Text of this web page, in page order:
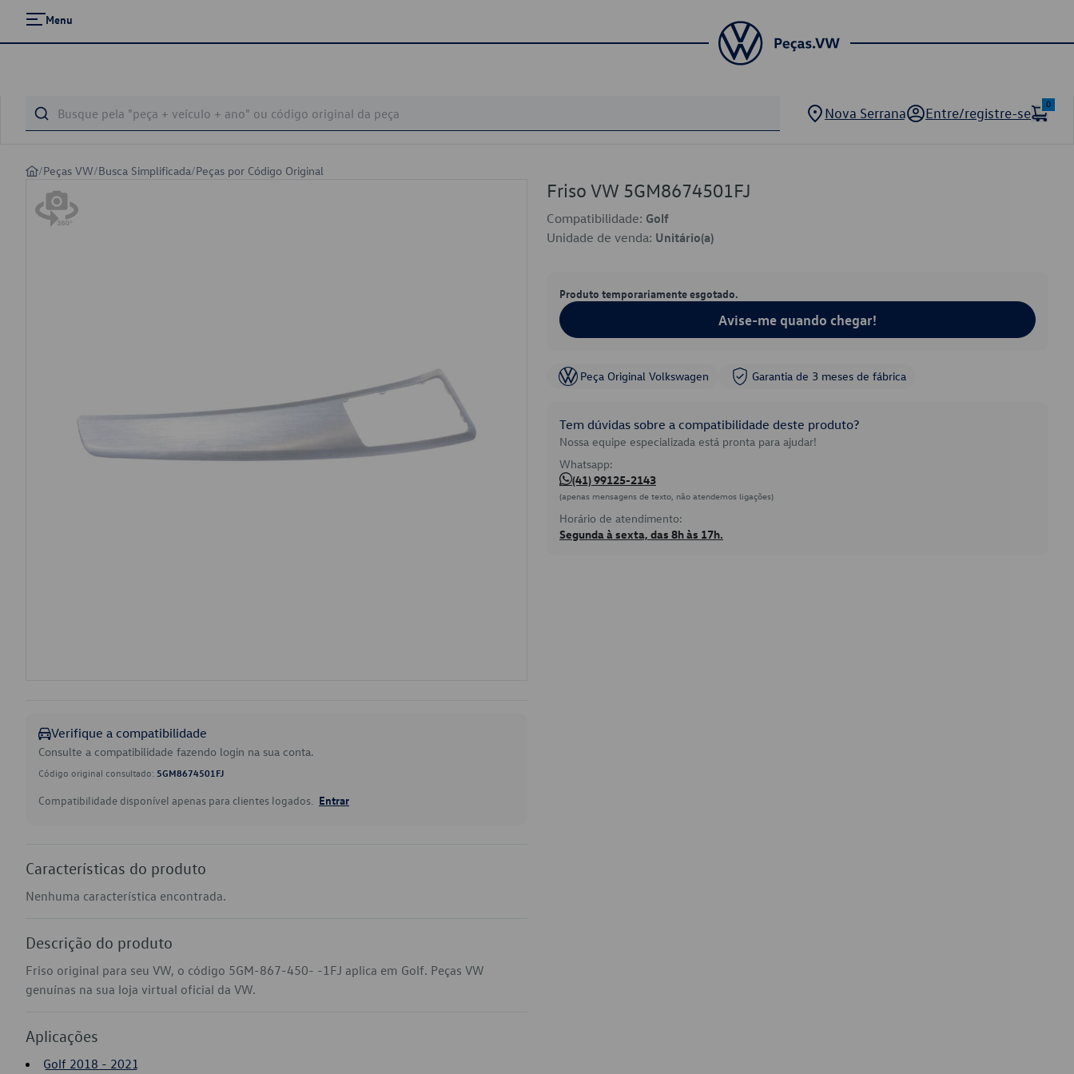
Menu
Nova Serrana Entre/registre-se
0
/Peças VW/Busca Simplificada/Peças por Código Original
Verifique a compatibilidade
Consulte a compatibilidade fazendo login na sua conta.
Código original consultado: 5GM8674501FJ
Compatibilidade disponível apenas para clientes logados. Entrar
Características do produto
Nenhuma característica encontrada.
Descrição do produto
Friso original para seu VW, o código 5GM-867-450- -1FJ aplica em Golf. Peças VW
genuínas na sua loja virtual oficial da VW.
Aplicações
Golf 2018 - 2021
Friso VW 5GM8674501FJ
Compatibilidade: Golf
Unidade de venda: Unitário(a)
Produto temporariamente esgotado.
Avise-me quando chegar!
Peça Original Volkswagen Garantia de 3 meses de fábrica
Tem dúvidas sobre a compatibilidade deste produto?
Nossa equipe especializada está pronta para ajudar!
Whatsapp:
(41) 99125-2143
(apenas mensagens de texto, não atendemos ligações)
Horário de atendimento:
Segunda à sexta, das 8h às 17h.